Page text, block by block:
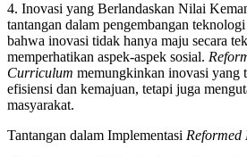
4. Inovasi yang Berlandaskan Nilai
tantangan dalam pengembangan
bahwa inovasi tidak hanya maju secara
memperhatikan aspek-aspek sosial.
Curriculum memungkinkan inovasi yang
efisiensi dan kemajuan, tetapi juga
masyarakat.
Tantangan dalam Implementasi